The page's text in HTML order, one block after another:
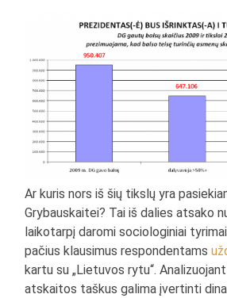
Ar kuris nors iš šių tikslų yra
Grybauskaitei? Tai iš dalies atsako
laikotarpį daromi sociologiniai
pačius klausimus respondentams
kartu su „Lietuvos rytu“.
atskaitos taškus galima įvertinti